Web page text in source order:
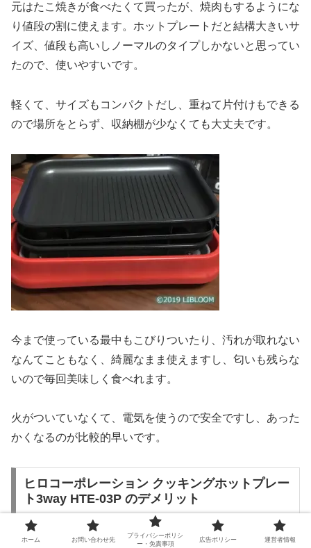
元はたこ焼きが食べたくて買ったが、焼肉もするようにな
り値段の割に使えます。ホットプレートだと結構大きいサ
イズ、値段も高いしノーマルのタイプしかないと思ってい
たので、使いやすいです。
軽くて、サイズもコンパクトだし、重ねて片付けもできる
ので場所をとらず、収納棚が少なくても大丈夫です。
今まで使っている最中もこびりついたり、汚れが取れない
なんてこともなく、綺麗なまま使えますし、匂いも残らな
いので毎回美味しく食べれます。
火がついていなくて、電気を使うので安全ですし、あった
かくなるのが比較的早いです。
ヒロコーポレーション クッキングホットプレー
ト3way HTE-03P のデメリット
スイッチ一つでつけれるのはいいんですが、料理によって
ホーム お問い合わせ先
プライバシーポリシ
ー・免責事項
広告ポリシー 運営者情報